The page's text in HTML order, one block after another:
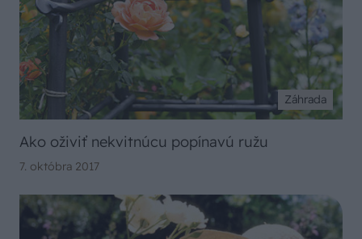
Záhrada
Ako oživiť nekvitnúcu popínavú ružu
7. októbra 2017